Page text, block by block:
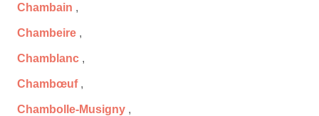
Chambain ,
Chambeire ,
Chamblanc ,
Chambœuf,
Chambolle-Musigny ,